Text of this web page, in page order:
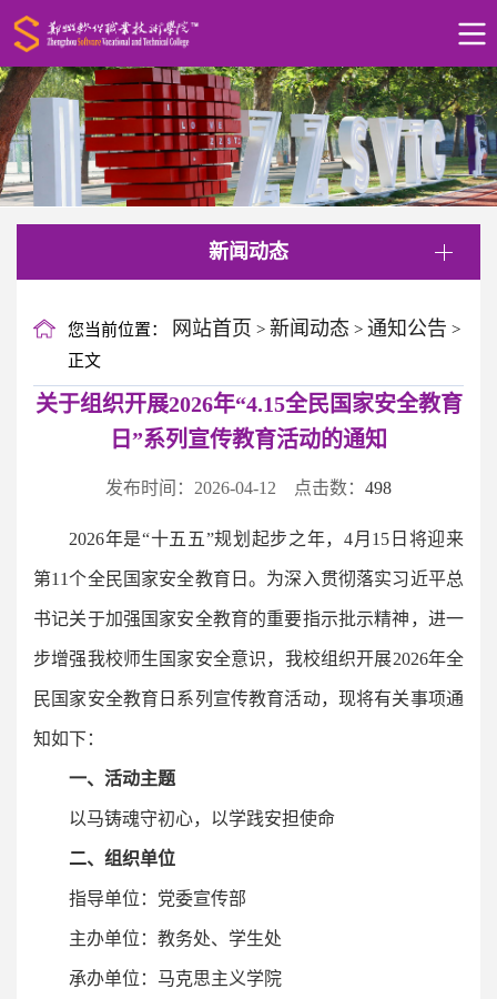
新闻动态
您当前位置： 网站首页 > 新闻动态 > 通知公告 >
正文
关于组织开展2026年“4.15全民国家安全教育
日”系列宣传教育活动的通知
发布时间：2026-04-12 点击数： 498
2026年是“十五五”规划起步之年，4月15日将迎来
第11个全民国家安全教育日。为深入贯彻落实习近平总
书记关于加强国家安全教育的重要指示批示精神，进一
步增强我校师生国家安全意识，我校组织开展2026年全
民国家安全教育日系列宣传教育活动，现将有关事项通
知如下：
一、活动主题
以马铸魂守初心，以学践安担使命
二、组织单位
指导单位：党委宣传部
主办单位：教务处、学生处
承办单位：马克思主义学院